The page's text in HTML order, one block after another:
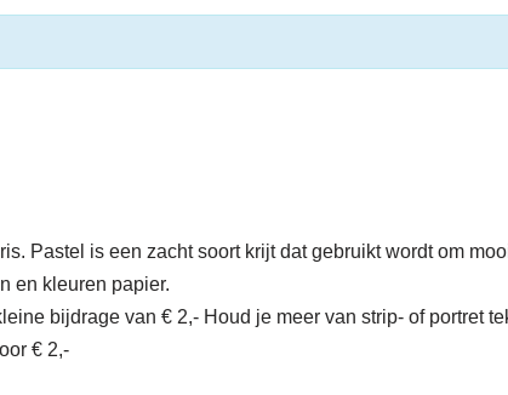
Pastel is een zacht soort krijt dat gebruikt wordt om
en kleuren papier.
bijdrage van € 2,- Houd je meer van strip- of portret
€ 2,-